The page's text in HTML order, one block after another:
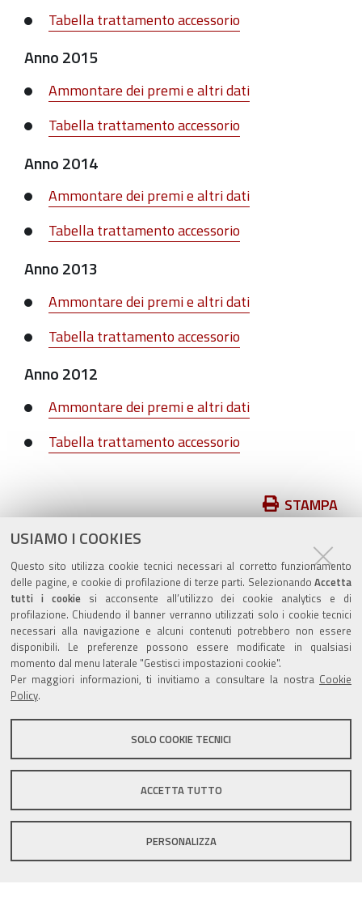
USIAMO I COOKIES
Questo sito utilizza cookie tecnici necessari al corretto funzionamento
delle pagine, e cookie di profilazione di terze parti. Selezionando Accetta
tutti i cookiesi acconsente all’utilizzo dei cookie analytics e di
profilazione. Chiudendo il banner verranno utilizzati solo i cookie tecnici
necessari alla navigazione e alcuni contenuti potrebbero non essere
disponibili. Le preferenze possono essere modificate in qualsiasi
momento dal menu laterale "Gestisci impostazioni cookie".
Per maggiori informazioni, ti invitiamo a consultare la nostra Cookie
Policy.
SOLO COOKIE TECNICI
ACCETTA TUTTO
PERSONALIZZA
Tabella trattamento accessorio
Anno 2015
Ammontare dei premi e altri dati
Tabella trattamento accessorio
Anno 2014
Ammontare dei premi e altri dati
Tabella trattamento accessorio
Anno 2013
Ammontare dei premi e altri dati
Tabella trattamento accessorio
Anno 2012
Ammontare dei premi e altri dati
Tabella trattamento accessorio
documento
STAMPA
pubblicato il16/11/2018
ultima modifica15/06/2026
Valuta questo sito
Sito istituzionale Comune di Zola Predosa
DPO|Accessibilità